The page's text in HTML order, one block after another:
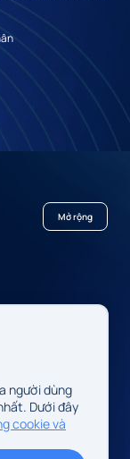
Mở rộng
Nội, Việt Nam
IS
Thành phố Hà
người dùng
Dưới đây
cookie và